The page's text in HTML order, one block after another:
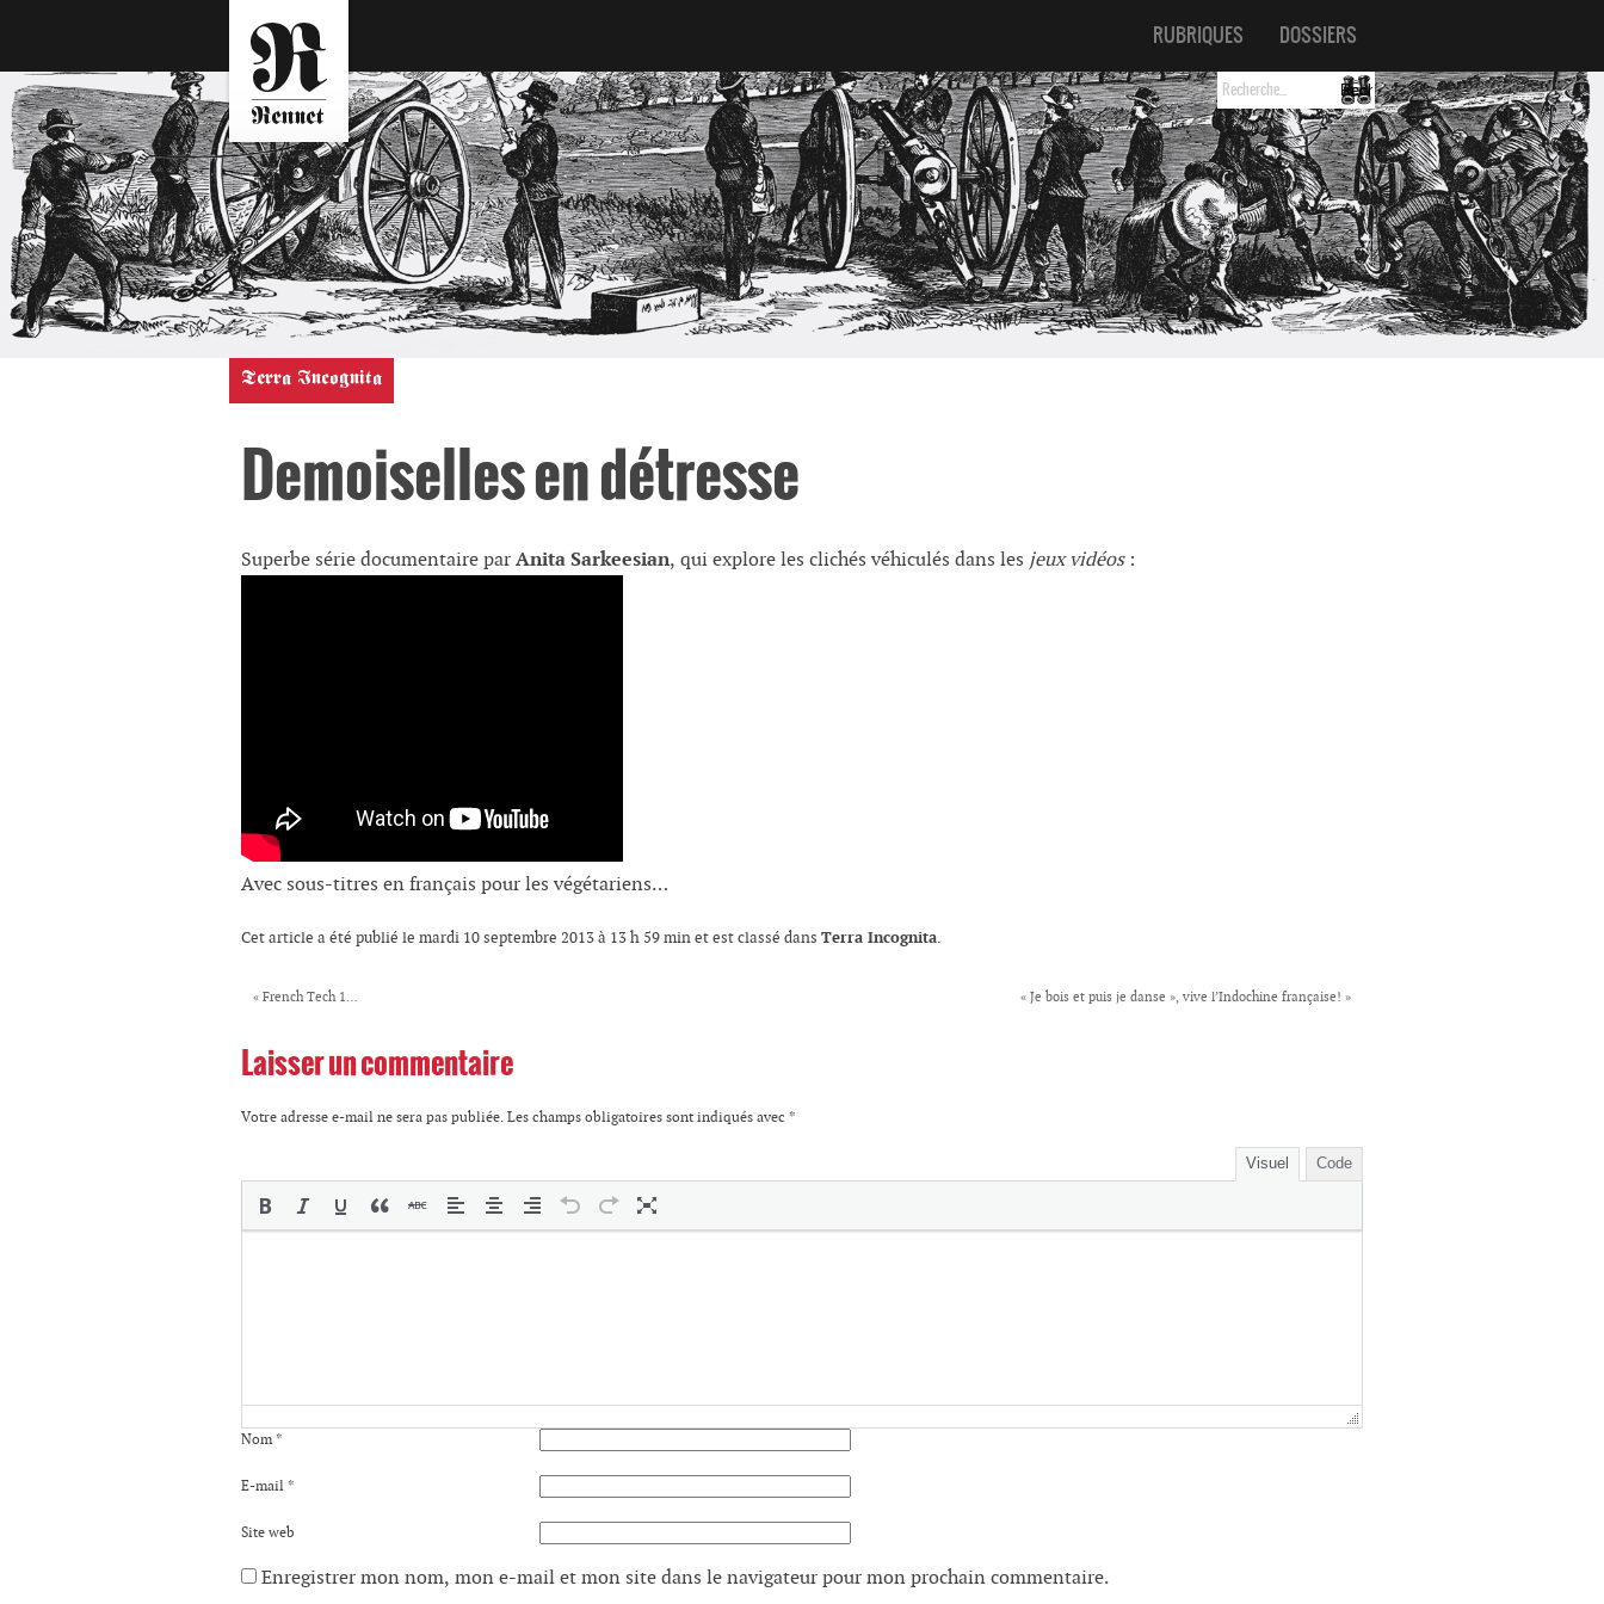
RUBRIQUES DOSSIERS
Terra Incognita
Demoiselles en détresse
Superbe série documentaire par Anita Sarkeesian, qui explore les clichés véhiculés dans les jeux vidéos:
Avec sous-titres en français pour les végétariens…
Cet article a été publié le mardi 10 septembre 2013 à 13 h 59 min et est classé dans Terra Incognita.
« French Tech 1… « Je bois et puis je danse », vive l’Indochine française! »
Laisser un commentaire
Votre adresse e-mail ne sera pas publiée. Les champs obligatoires sont indiqués avec *
Visuel Code
Nom*
E-mail *
Site web
Enregistrer mon nom, mon e-mail et mon site dans le navigateur pour mon prochain commentaire.